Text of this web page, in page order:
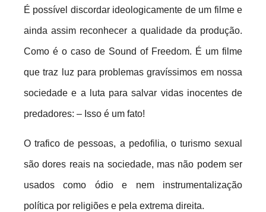
É possível discordar ideologicamente de um filme e
ainda assim reconhecer a qualidade da produção.
Como é o caso de Sound of Freedom. É um filme
que traz luz para problemas gravíssimos em nossa
sociedade e a luta para salvar vidas inocentes de
predadores: – Isso é um fato!
O trafico de pessoas, a pedofilia, o turismo sexual
são dores reais na sociedade, mas não podem ser
usados como ódio e nem instrumentalização
política por religiões e pela extrema direita.